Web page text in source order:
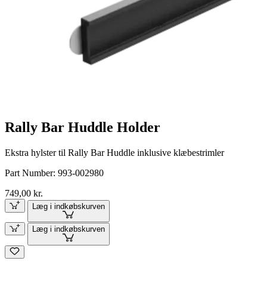
Rally Bar Huddle Holder
Ekstra hylster til Rally Bar Huddle inklusive klæbestrimler
Part Number: 993-002980
749,00 kr.
Læg i indkøbskurven
Læg i indkøbskurven